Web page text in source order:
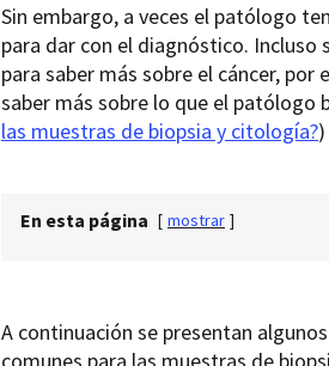
Sin embargo, a veces el patólogo
para dar con el diagnóstico. Incluso
para saber más sobre el cáncer,
saber más sobre lo que el patólogo
las muestras de biopsia y citología?)
En esta página [ mostrar ]
A continuación se presentan